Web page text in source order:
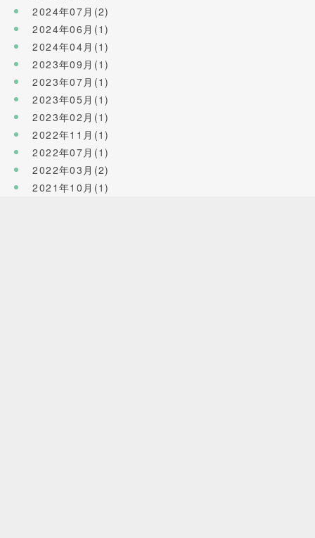
2024年07月(2)
2024年06月(1)
2024年04月(1)
2023年09月(1)
2023年07月(1)
2023年05月(1)
2023年02月(1)
2022年11月(1)
2022年07月(1)
2022年03月(2)
2021年10月(1)